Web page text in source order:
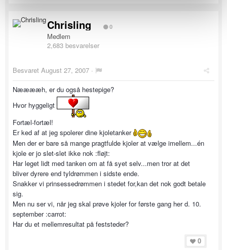
Chrisling 0
Medlem
2,683 besvarelser
Besvaret August 27, 2007 ·
Nææææh, er du også hestepige?
Hvor hyggeligt
Fortæl-fortæl!
Er ked af at jeg spolerer dine kjoletanker
Men der er bare så mange pragtfulde kjoler at vælge imellem...én
kjole er jo slet-slet ikke nok :fløjt:
Har leget lidt med tanken om at få syet selv...men tror at det
bliver dyrere end tyldrømmen i sidste ende.
Snakker vi prinsessedrømmen i stedet for,kan det nok godt betale
sig.
Men nu ser vi, når jeg skal prøve kjoler for første gang her d. 10.
september :carrot:
Har du et mellemresultat på feststeder?
0